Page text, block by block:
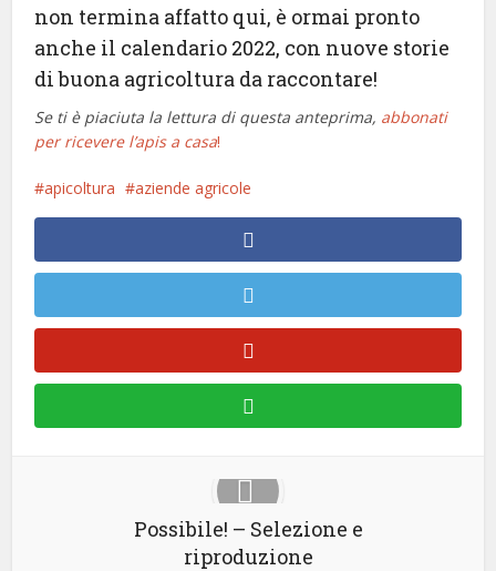
non termina affatto qui, è ormai pronto
anche il calendario 2022, con nuove storie
di buona agricoltura da raccontare!
Se ti è piaciuta la lettura di questa anteprima, abbonati
per ricevere l’apis a casa!
apicoltura aziende agricole
Possibile! – Selezione e
riproduzione